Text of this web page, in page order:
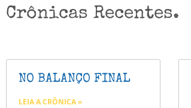
Crônicas Recentes.
NO BALANÇO FINAL
LEIA A CRÔNICA »